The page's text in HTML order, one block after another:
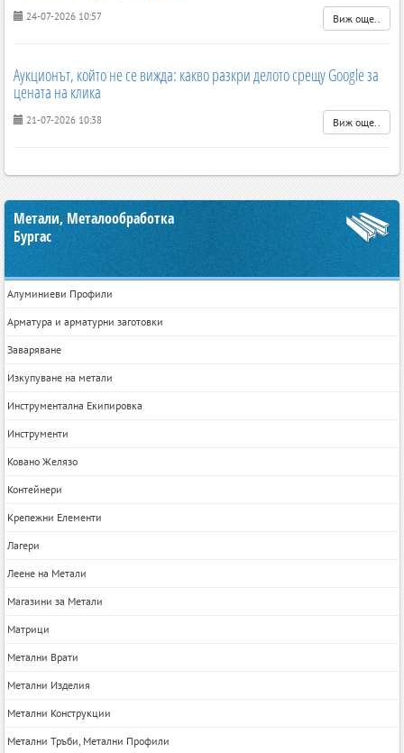
24-07-2026 10:57 Виж още..
Аукционът, който не се вижда: какво разкри делото срещу Google за
цената на клика
21-07-2026 10:38 Виж още..
Метали, Металообработка
Бургас
Алуминиеви Профили
Арматура и арматурни заготовки
Заваряване
Изкупуване на метали
Инструментална Екипировка
Инструменти
Ковано Желязо
Контейнери
Крепежни Елементи
Лагери
Леене на Метали
Магазини за Метали
Матрици
Метални Врати
Метални Изделия
Метални Конструкции
Метални Тръби, Метални Профили